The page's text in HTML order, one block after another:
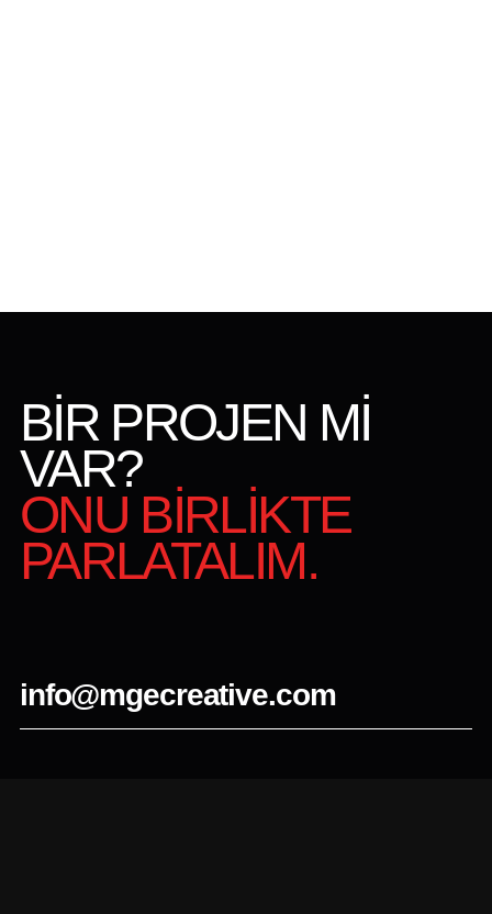
BİR PROJEN Mİ
VAR?
ONU BİRLİKTE
PARLATALIM.
info@mgecreative.com